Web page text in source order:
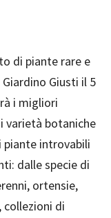
di piante rare e
Giusti il 5
i migliori
varietà botaniche
piante introvabili
dalle specie di
ortensie,
collezioni di